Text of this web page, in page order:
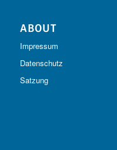
ABOUT
Impressum
Datenschutz
Satzung